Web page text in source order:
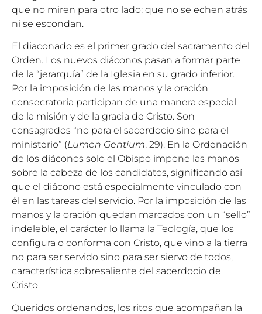
que no miren para otro lado; que no se echen atrás
ni se escondan.
El diaconado es el primer grado del sacramento del
Orden. Los nuevos diáconos pasan a formar parte
de la “jerarquía” de la Iglesia en su grado inferior.
Por la imposición de las manos y la oración
consecratoria participan de una manera especial
de la misión y de la gracia de Cristo. Son
consagrados “no para el sacerdocio sino para el
ministerio” (Lumen Gentium, 29). En la Ordenación
de los diáconos solo el Obispo impone las manos
sobre la cabeza de los candidatos, significando así
que el diácono está especialmente vinculado con
él en las tareas del servicio. Por la imposición de las
manos y la oración quedan marcados con un “sello”
indeleble, el carácter lo llama la Teología, que los
configura o conforma con Cristo, que vino a la tierra
no para ser servido sino para ser siervo de todos,
característica sobresaliente del sacerdocio de
Cristo.
Queridos ordenandos, los ritos que acompañan la